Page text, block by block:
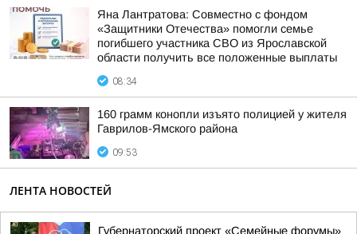
Яна Лантратова: Совместно с фондом
«Защитники Отечества» помогли семье
погибшего участника СВО из Ярославской
области получить все положенные выплаты
08:34
160 грамм конопли изъято полицией у жителя
Гаврилов-Ямского района
09:53
ЛЕНТА НОВОСТЕЙ
Губернаторский проект «Семейные форумы»